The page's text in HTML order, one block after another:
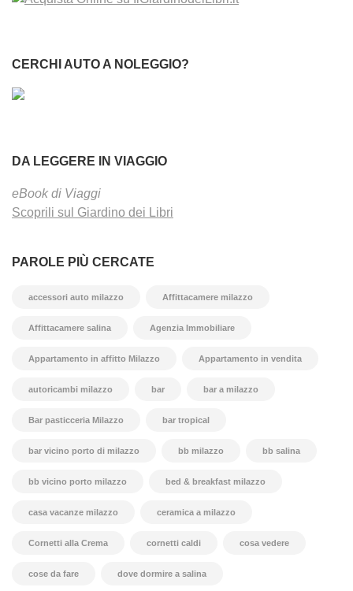
CERCHI AUTO A NOLEGGIO?
DA LEGGERE IN VIAGGIO
eBook di Viaggi
Scoprili sul Giardino dei Libri
PAROLE PIÙ CERCATE
accessori auto milazzo Affittacamere milazzo
Affittacamere salina Agenzia Immobiliare
Appartamento in affitto Milazzo Appartamento in vendita
autoricambi milazzo bar bar a milazzo
Bar pasticceria Milazzo bar tropical
bar vicino porto di milazzo bb milazzo bb salina
bb vicino porto milazzo bed & breakfast milazzo
casa vacanze milazzo ceramica a milazzo
Cornetti alla Crema cornetti caldi cosa vedere
cose da fare dove dormire a salina